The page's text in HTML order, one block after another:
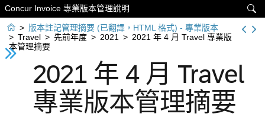

Concur Invoice 專業版本管理說明
 > 版本註記管理摘要 (已翻譯，HTML 格式) - 專業版本
> Travel > 先前年度 > 2021 > 2021 年 4 月 Travel 專業版
本管理摘要
2021 年 4 月 Travel
專業版本管理摘要